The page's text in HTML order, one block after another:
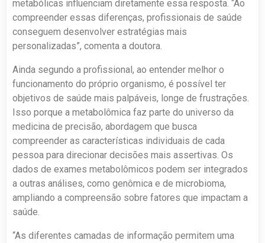
metabólicas influenciam diretamente essa resposta. “Ao
compreender essas diferenças, profissionais de saúde
conseguem desenvolver estratégias mais
personalizadas”, comenta a doutora.
Ainda segundo a profissional, ao entender melhor o
funcionamento do próprio organismo, é possível ter
objetivos de saúde mais palpáveis, longe de frustrações.
Isso porque a metabolômica faz parte do universo da
medicina de precisão, abordagem que busca
compreender as características individuais de cada
pessoa para direcionar decisões mais assertivas. Os
dados de exames metabolômicos podem ser integrados
a outras análises, como genômica e de microbioma,
ampliando a compreensão sobre fatores que impactam a
saúde.
“As diferentes camadas de informação permitem uma